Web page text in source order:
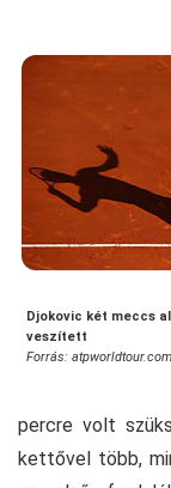
Djokovic két meccs
veszített
Forrás: atpworldtour.com
percre volt
kettővel több,